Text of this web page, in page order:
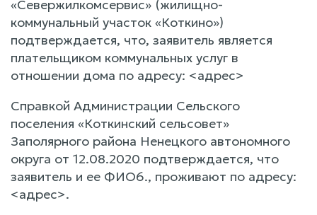
«Севержилкомсервис» (жилищно-
коммунальный участок «Коткино»)
подтверждается, что, заявитель является
плательщиком коммунальных услуг в
отношении дома по адресу: <адрес>
Справкой Администрации Сельского
поселения «Коткинский сельсовет»
Заполярного района Ненецкого автономного
округа от 12.08.2020 подтверждается, что
заявитель и ее ФИО6., проживают по адресу:
<адрес>.